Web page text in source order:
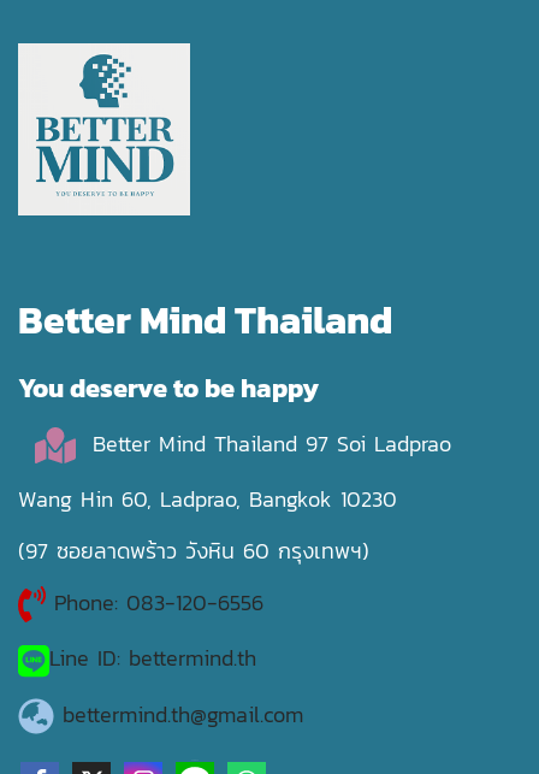
Better Mind Thailand
You deserve to be happy
Better Mind Thailand 97 Soi Ladprao
Wang Hin 60, Ladprao, Bangkok 10230
(97 ซอยลาดพร้าว วังหิน 60 กรุงเทพฯ)
Phone: 083-120-6556
Line ID: bettermind.th
bettermind.th@gmail.com